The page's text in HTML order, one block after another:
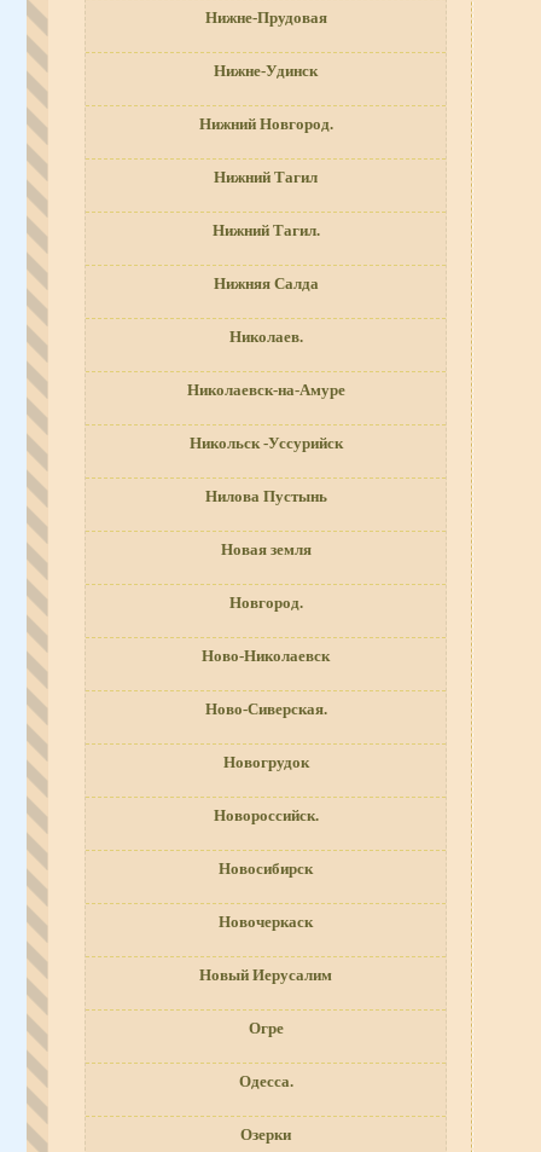
Нижне-Прудовая
Нижне-Удинск
Нижний Новгород.
Нижний Тагил
Нижний Тагил.
Нижняя Салда
Николаев.
Николаевск-на-Амуре
Никольск -Уссурийск
Нилова Пустынь
Новая земля
Новгород.
Ново-Николаевск
Ново-Сиверская.
Новогрудок
Новороссийск.
Новосибирск
Новочеркаск
Новый Иерусалим
Огре
Одесса.
Озерки